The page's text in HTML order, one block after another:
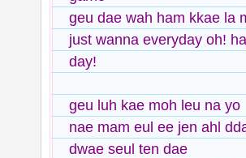
geu dae wah ham kkae la
just wanna everyday oh!
day!
geu luh kae moh leu na yo
nae mam eul ee jen ahl
dwae seul ten dae